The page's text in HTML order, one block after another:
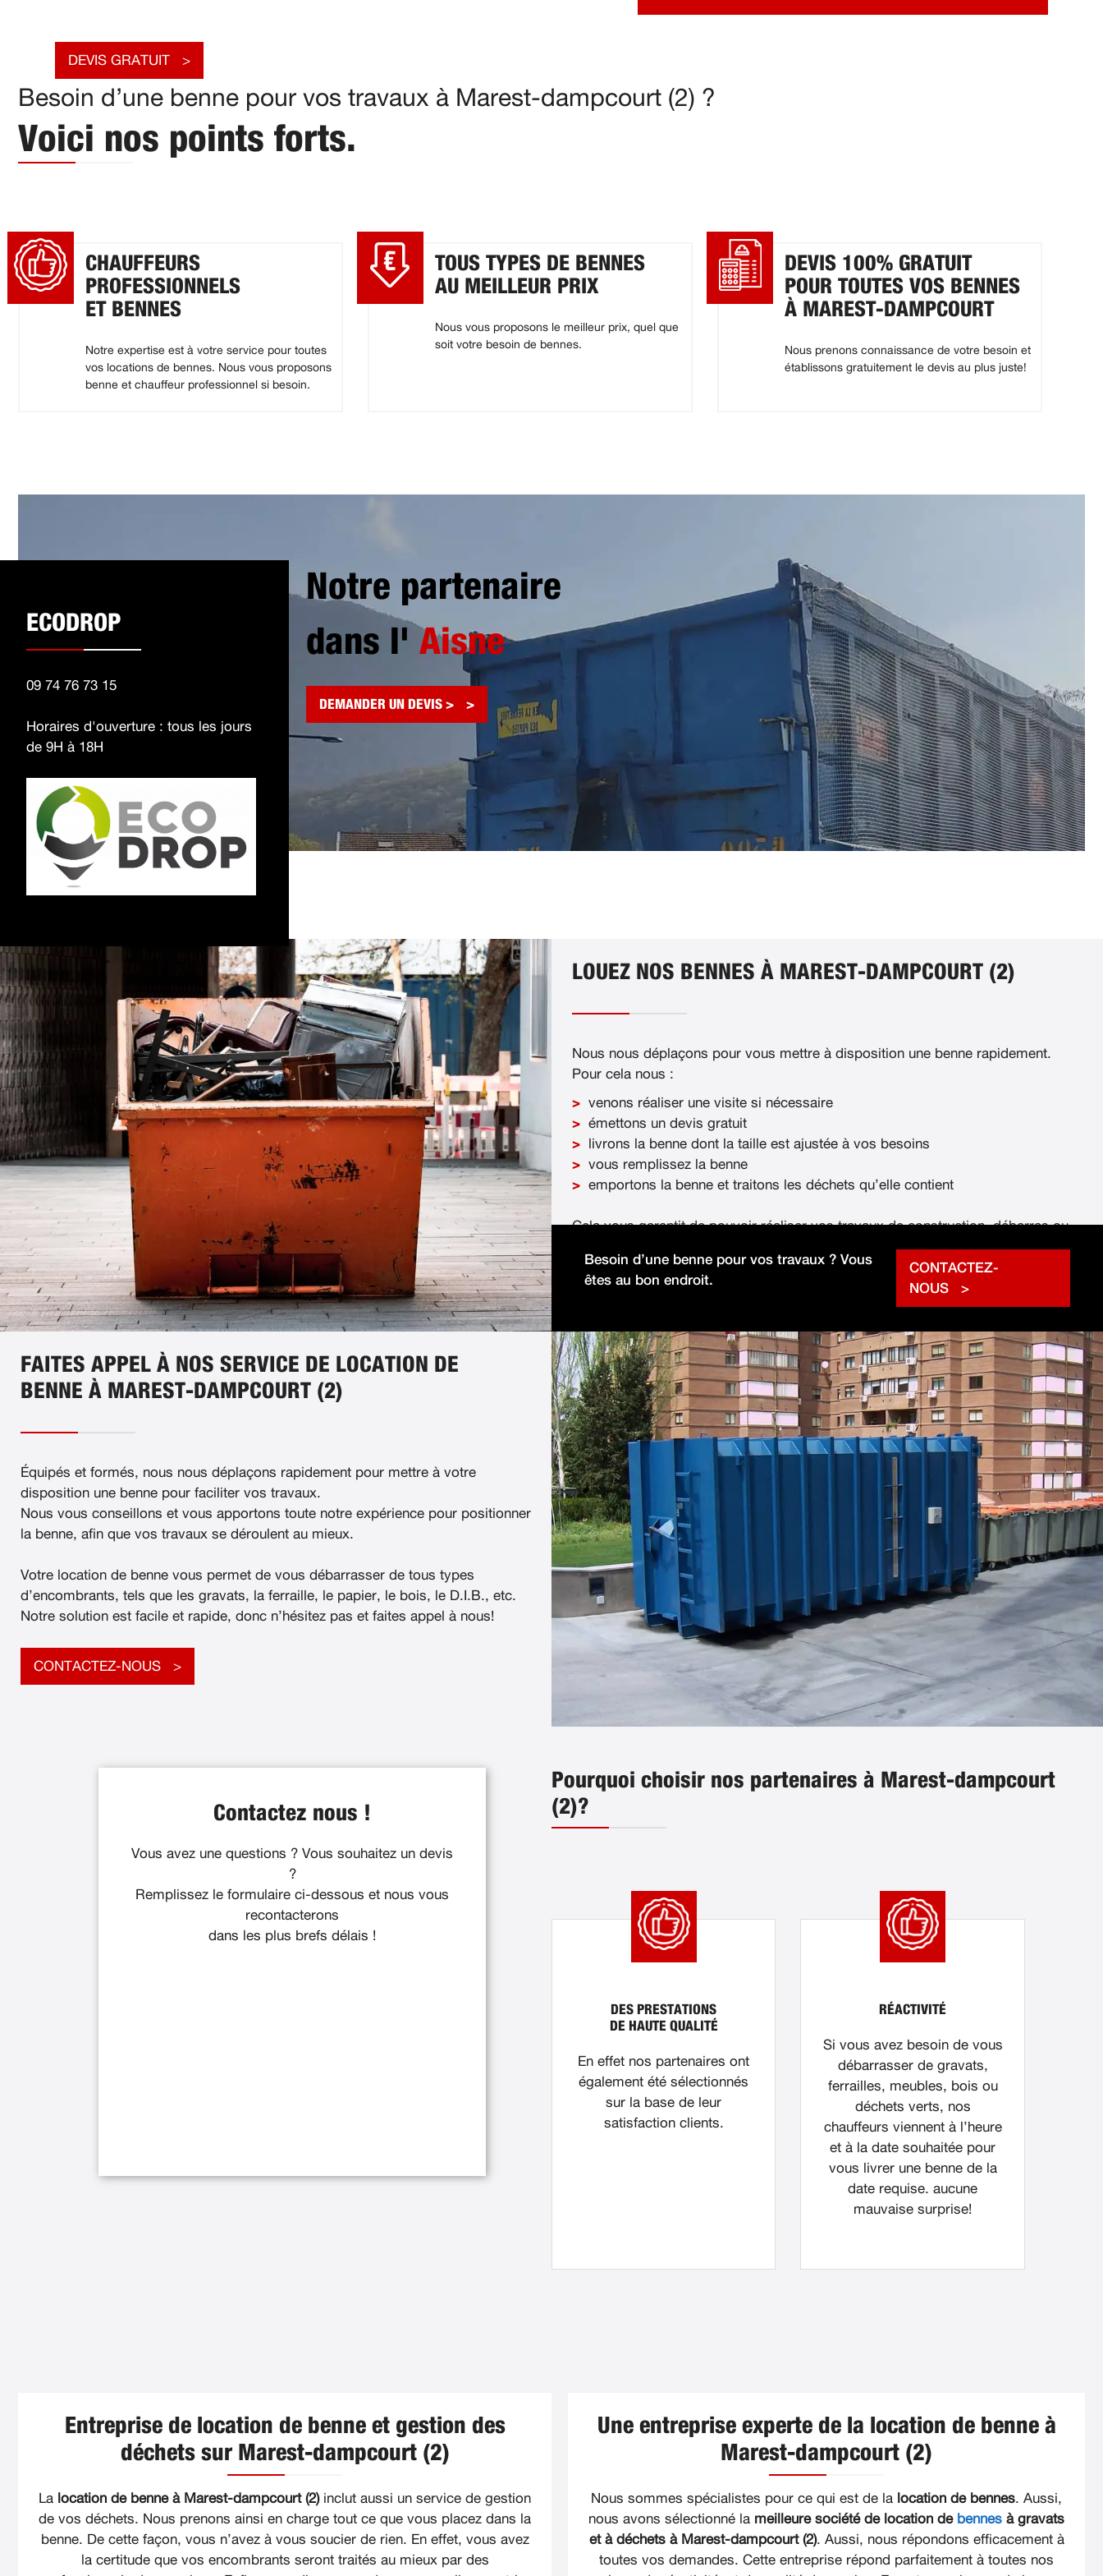
DEVIS GRATUIT
Besoin d’une benne pour vos travaux à Marest-dampcourt (2) ?
Voici nos points forts.
CHAUFFEURS
PROFESSIONNELS
ET BENNES
Notre expertise est à votre service pour toutes
vos locations de bennes. Nous vous proposons
benne et chauffeur professionnel si besoin.
TOUS TYPES DE BENNES
AU MEILLEUR PRIX
Nous vous proposons le meilleur prix, quel que
soit votre besoin de bennes.
DEVIS 100% GRATUIT
POUR TOUTES VOS BENNES
À MAREST-DAMPCOURT
Nous prenons connaissance de votre besoin et
établissons gratuitement le devis au plus juste!
ECODROP
09 74 76 73 15
Horaires d'ouverture : tous les jours
de 9H à 18H
Notre partenaire
dans l' Aisne
DEMANDER UN DEVIS >
LOUEZ NOS BENNES À MAREST-DAMPCOURT (2)
Nous nous déplaçons pour vous mettre à disposition une benne rapidement.
Pour cela nous :
venons réaliser une visite si nécessaire
émettons un devis gratuit
livrons la benne dont la taille est ajustée à vos besoins
vous remplissez la benne
emportons la benne et traitons les déchets qu’elle contient
Cela vous garantit de pouvoir réaliser vos travaux de construction, débarras ou
Besoin d’une benne pour vos travaux ? Vous
êtes au bon endroit.
CONTACTEZ-
NOUS
FAITES APPEL À NOS SERVICE DE LOCATION DE
BENNE À MAREST-DAMPCOURT (2)
Équipés et formés, nous nous déplaçons rapidement pour mettre à votre
disposition une benne pour faciliter vos travaux.
Nous vous conseillons et vous apportons toute notre expérience pour positionner
la benne, afin que vos travaux se déroulent au mieux.
Votre location de benne vous permet de vous débarrasser de tous types
d’encombrants, tels que les gravats, la ferraille, le papier, le bois, le D.I.B., etc.
Notre solution est facile et rapide, donc n’hésitez pas et faites appel à nous!
CONTACTEZ-NOUS
Contactez nous !
Vous avez une questions ? Vous souhaitez un devis
?
Remplissez le formulaire ci-dessous et nous vous
recontacterons
dans les plus brefs délais !
Pourquoi choisir nos partenaires à Marest-dampcourt
(2)?
DES PRESTATIONS
DE HAUTE QUALITÉ
En effet nos partenaires ont
également été sélectionnés
sur la base de leur
satisfaction clients.
RÉACTIVITÉ
Si vous avez besoin de vous
débarrasser de gravats,
ferrailles, meubles, bois ou
déchets verts, nos
chauffeurs viennent à l’heure
et à la date souhaitée pour
vous livrer une benne de la
date requise. aucune
mauvaise surprise!
Entreprise de location de benne et gestion des
déchets sur Marest-dampcourt (2)
La location de benne à Marest-dampcourt (2)inclut aussi un service de gestion
de vos déchets. Nous prenons ainsi en charge tout ce que vous placez dans la
benne. De cette façon, vous n’avez à vous soucier de rien. En effet, vous avez
la certitude que vos encombrants seront traités au mieux par des
Une entreprise experte de la location de benne à
Marest-dampcourt (2)
Nous sommes spécialistes pour ce qui est de la location de bennes. Aussi,
nous avons sélectionné la meilleure société de location de bennes à gravats
et à déchets à Marest-dampcourt (2). Aussi, nous répondons efficacement à
toutes vos demandes. Cette entreprise répond parfaitement à toutes nos